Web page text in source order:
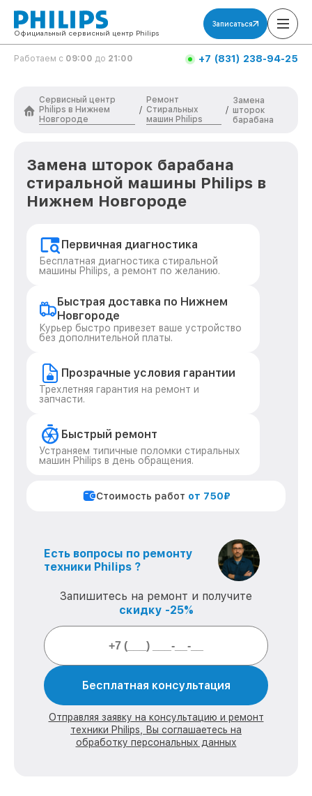
Официальный сервисный центр Philips
Записаться
Работаем с 09:00 до 21:00 +7 (831) 238-94-25
Сервисный центр
Philips в Нижнем
Новгороде
/
Ремонт
Стиральных
машин Philips
/
Замена
шторок
барабана
Замена шторок барабана
стиральной машины Philips в
Нижнем Новгороде
Первичная диагностика
Бесплатная диагностика стиральной
машины Philips, а ремонт по желанию.
Быстрая доставка по Нижнем
Новгороде
Курьер быстро привезет ваше устройство
без дополнительной платы.
Прозрачные условия гарантии
Трехлетняя гарантия на ремонт и
запчасти.
Быстрый ремонт
Устраняем типичные поломки стиральных
машин Philips в день обращения.
Стоимость работ от 750₽
Есть вопросы по ремонту
техники Philips ?
Запишитесь на ремонт и получите
скидку -25%
Бесплатная консультация
Отправляя заявку на консультацию и ремонт
техники Philips, Вы соглашаетесь на
обработку персональных данных